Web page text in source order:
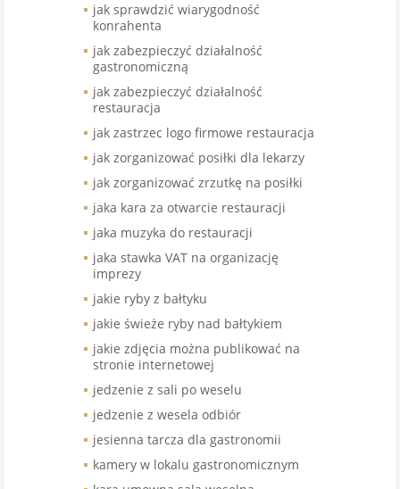
jak sprawdzić wiarygodność
konrahenta
jak zabezpieczyć działalność
gastronomiczną
jak zabezpieczyć działalność
restauracja
jak zastrzec logo firmowe restauracja
jak zorganizować posiłki dla lekarzy
jak zorganizować zrzutkę na posiłki
jaka kara za otwarcie restauracji
jaka muzyka do restauracji
jaka stawka VAT na organizację
imprezy
jakie ryby z bałtyku
jakie świeże ryby nad bałtykiem
jakie zdjęcia można publikować na
stronie internetowej
jedzenie z sali po weselu
jedzenie z wesela odbiór
jesienna tarcza dla gastronomii
kamery w lokalu gastronomicznym